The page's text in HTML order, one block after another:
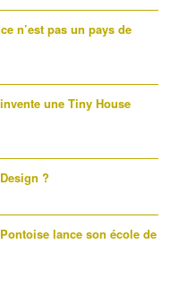
n’est pas un pays de
une Tiny House
?
lance son école de